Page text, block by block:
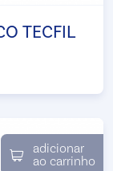
TECFIL
adicionar
ao carrinho